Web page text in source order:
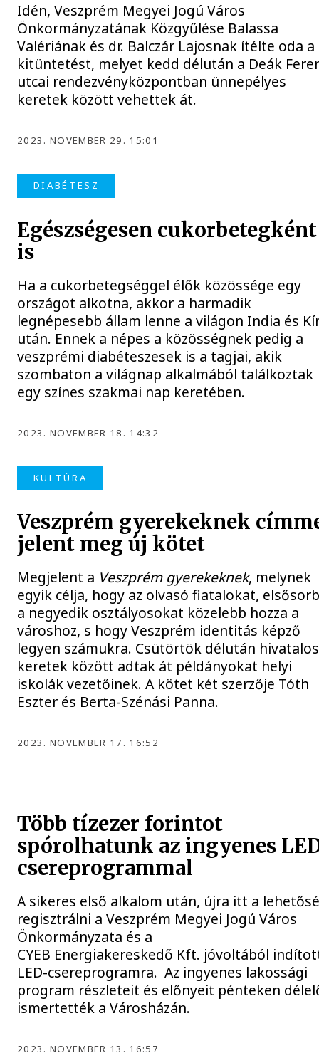
Idén, Veszprém Megyei Jogú Város
Önkormányzatának Közgyűlése Balassa
Valériának és dr. Balczár Lajosnak ítélte oda a
kitüntetést, melyet kedd délután a Deák
utcai rendezvényközpontban ünnepélyes
keretek között vehettek át.
2023. NOVEMBER 29. 15:01
DIABÉTESZ
Egészségesen cukorbetegként
is
Ha a cukorbetegséggel élők közössége egy
országot alkotna, akkor a harmadik
legnépesebb állam lenne a világon India és
után. Ennek a népes a közösségnek pedig a
veszprémi diabéteszesek is a tagjai, akik
szombaton a világnap alkalmából találkoztak
egy színes szakmai nap keretében.
2023. NOVEMBER 18. 14:32
KULTÚRA
Veszprém gyerekeknek
jelent meg új kötet
Megjelent a Veszprém gyerekeknek, melynek
egyik célja, hogy az olvasó fiatalokat,
a negyedik osztályosokat közelebb hozza a
városhoz, s hogy Veszprém identitás képző
legyen számukra. Csütörtök délután hivatalos
keretek között adtak át példányokat helyi
iskolák vezetőinek. A kötet két szerzője Tóth
Eszter és Berta-Szénási Panna.
2023. NOVEMBER 17. 16:52
Több tízezer forintot
spórolhatunk az ingyenes
csereprogrammal
A sikeres első alkalom után, újra itt a
regisztrálni a Veszprém Megyei Jogú Város
Önkormányzata és a
CYEB Energiakereskedő Kft. jóvoltából
LED-csereprogramra. Az ingyenes lakossági
program részleteit és előnyeit pénteken
ismertették a Városházán.
2023. NOVEMBER 13. 16:57